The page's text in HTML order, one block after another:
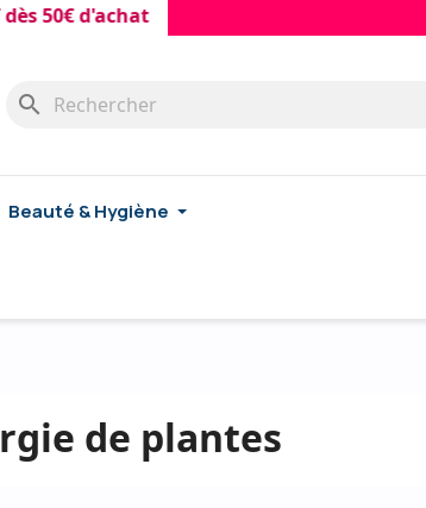
50€ d'achat
search
Beauté & Hygiène
de plantes